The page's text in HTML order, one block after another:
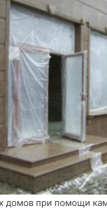
домов при помощи